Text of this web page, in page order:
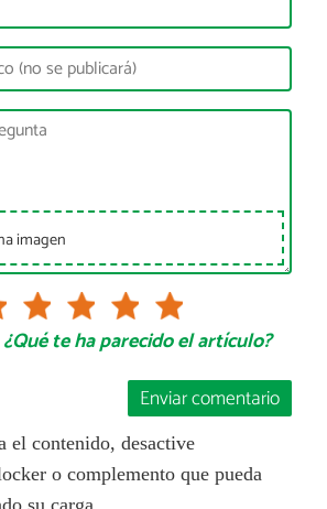
imagen
¿Qué te ha parecido el artículo?
Enviar comentario
el contenido, desactive
o complemento que pueda
su carga.